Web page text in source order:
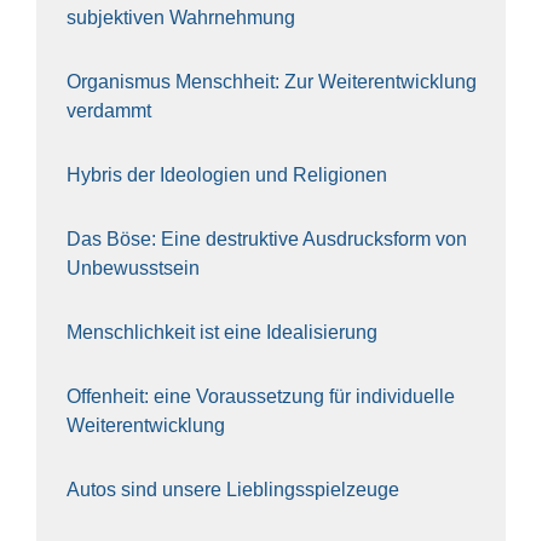
sub­jek­ti­ven Wahr­neh­mung
Orga­nis­mus Mensch­heit: Zur Wei­ter­ent­wick­lung
ver­dammt
Hybris der Ideo­lo­gien und Reli­gio­nen
Das Böse: Eine destruk­ti­ve Aus­drucks­form von
Unbe­wusst­sein
Mensch­lich­keit ist eine Idea­li­sie­rung
Offen­heit: eine Vor­aus­set­zung für indi­vi­du­el­le
Wei­ter­ent­wick­lung
Autos sind unse­re Lieb­lings­spiel­zeu­ge